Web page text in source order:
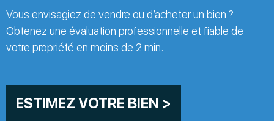
Vous envisagiez de vendre ou d’acheter un bien ?
Obtenez une évaluation professionnelle et fiable de
votre propriété en moins de 2 min.
ESTIMEZ VOTRE BIEN >